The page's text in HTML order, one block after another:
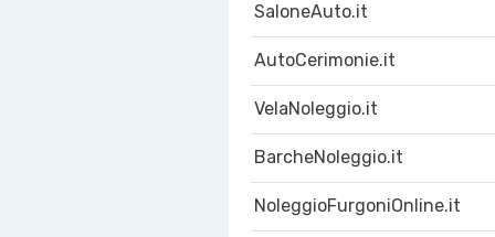
SaloneAuto.it
AutoCerimonie.it
VelaNoleggio.it
BarcheNoleggio.it
NoleggioFurgoniOnline.it